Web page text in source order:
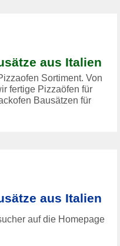
aus Italien
Sortiment. Von
fertige Pizzaöfen für
Bausätzen für
aus Italien
auf die Homepage